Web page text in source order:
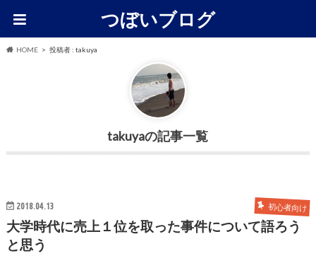
つぼいブログ
HOME 投稿者 : takuya
takuya
2018.04.13 初心者向け
大学時代に売上１位を取った事件について語ろう
と思う